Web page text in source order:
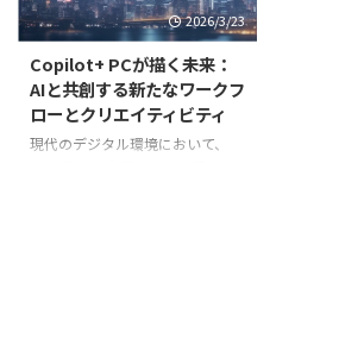
PC本体で効率的
2026/3/23
Copilot+ PCが描く未来：
AIと共創する新たなワークフ
ローとクリエイティビティ
現代のデジタル環境において、